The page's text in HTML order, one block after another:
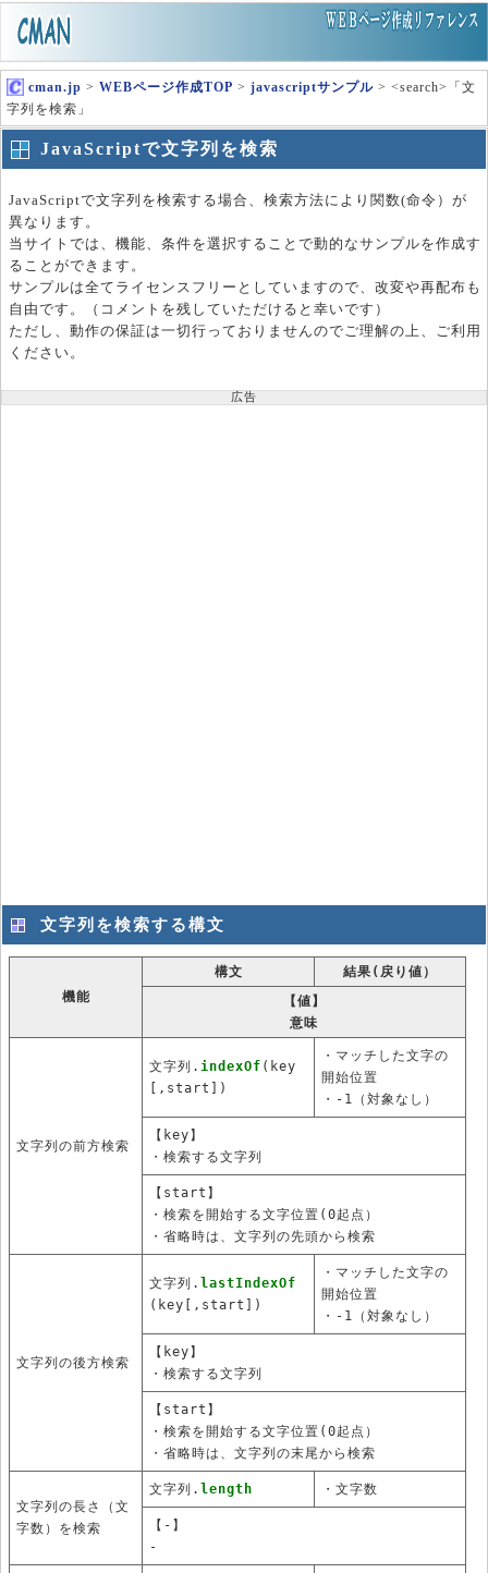
cman.jp > WEBページ作成TOP > javascriptサンプル > <search>「文
字列を検索」
JavaScriptで文字列を検索
JavaScriptで文字列を検索する場合、検索方法により関数(命令）が
異なります。
当サイトでは、機能、条件を選択することで動的なサンプルを作成す
ることができます。
サンプルは全てライセンスフリーとしていますので、改変や再配布も
自由です。（コメントを残していただけると幸いです）
ただし、動作の保証は一切行っておりませんのでご理解の上、ご利用
ください。
広告
文字列を検索する構文
機能
構文
結果(戻り値）
【値】
意味
文字列の前方検索
文字列. indexOf (key
[,start])
・マッチした文字の
開始位置
・-1（対象なし）
【key】
・検索する文字列
【start】
・検索を開始する文字位置(0起点）
・省略時は、文字列の先頭から検索
文字列の後方検索
文字列. lastIndexOf
(key[,start])
・マッチした文字の
開始位置
・-1（対象なし）
【key】
・検索する文字列
【start】
・検索を開始する文字位置(0起点）
・省略時は、文字列の末尾から検索
文字列の長さ（文
字数）を検索
文字列. length ・文字数
【-】
-